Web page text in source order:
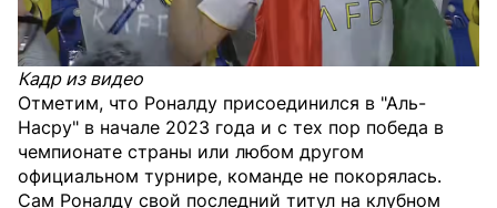
Кадр из видео
Отметим, что Роналду присоединился в "Аль-
Насру" в начале 2023 года и с тех пор победа в
чемпионате страны или любом другом
официальном турнире, команде не покорялась.
Сам Роналду свой последний титул на клубном